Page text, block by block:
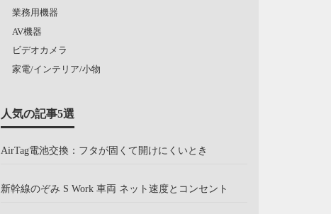
業務用機器
AV機器
ビデオカメラ
家電/インテリア/小物
人気の記事5選
AirTag電池交換：フタが固くて開けにくいとき
新幹線のぞみ S Work 車両 ネット速度とコンセント